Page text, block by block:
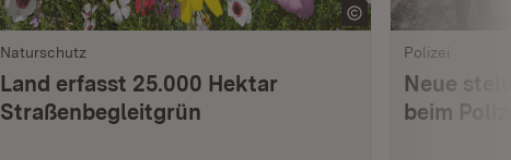
Naturschutz
Land erfasst 25.000 Hektar
Straßenbegleitgrün
Polizei
Neue
beim